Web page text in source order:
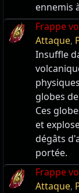
ennemis
Frappe
Attaque,
Insuffle
globes
Ces
et
dégâts
portée.
Frappe
Attaque,